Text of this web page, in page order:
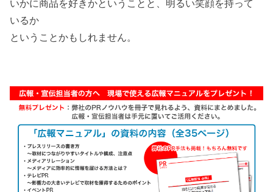
いかに商品を好きかということと、明るい笑顔を持って
いるか
ということかもしれません。